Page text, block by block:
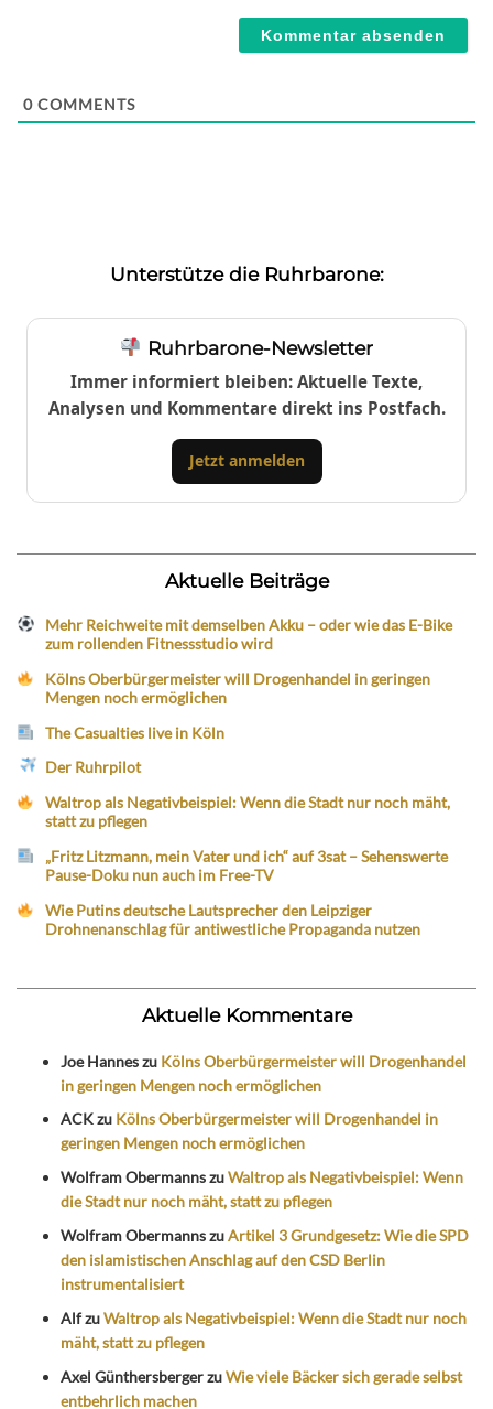
0 COMMENTS
Unterstütze die Ruhrbarone:
Ruhrbarone-Newsletter
Immer informiert bleiben: Aktuelle Texte,
Analysen und Kommentare direkt ins Postfach.
Jetzt anmelden
Aktuelle Beiträge
Mehr Reichweite mit demselben Akku – oder wie das E-Bike
zum rollenden Fitnessstudio wird
Kölns Oberbürgermeister will Drogenhandel in geringen
Mengen noch ermöglichen
The Casualties live in Köln
Der Ruhrpilot
Waltrop als Negativbeispiel: Wenn die Stadt nur noch mäht,
statt zu pflegen
„Fritz Litzmann, mein Vater und ich“ auf 3sat – Sehenswerte
Pause-Doku nun auch im Free-TV
Wie Putins deutsche Lautsprecher den Leipziger
Drohnenanschlag für antiwestliche Propaganda nutzen
Aktuelle Kommentare
Joe Hanneszu Kölns Oberbürgermeister will Drogenhandel
in geringen Mengen noch ermöglichen
ACKzu Kölns Oberbürgermeister will Drogenhandel in
geringen Mengen noch ermöglichen
Wolfram ObermannszuWaltrop als Negativbeispiel: Wenn
die Stadt nur noch mäht, statt zu pflegen
Wolfram ObermannszuArtikel 3 Grundgesetz: Wie die SPD
den islamistischen Anschlag auf den CSD Berlin
instrumentalisiert
AlfzuWaltrop als Negativbeispiel: Wenn die Stadt nur noch
mäht, statt zu pflegen
Axel GünthersbergerzuWie viele Bäcker sich gerade selbst
entbehrlich machen